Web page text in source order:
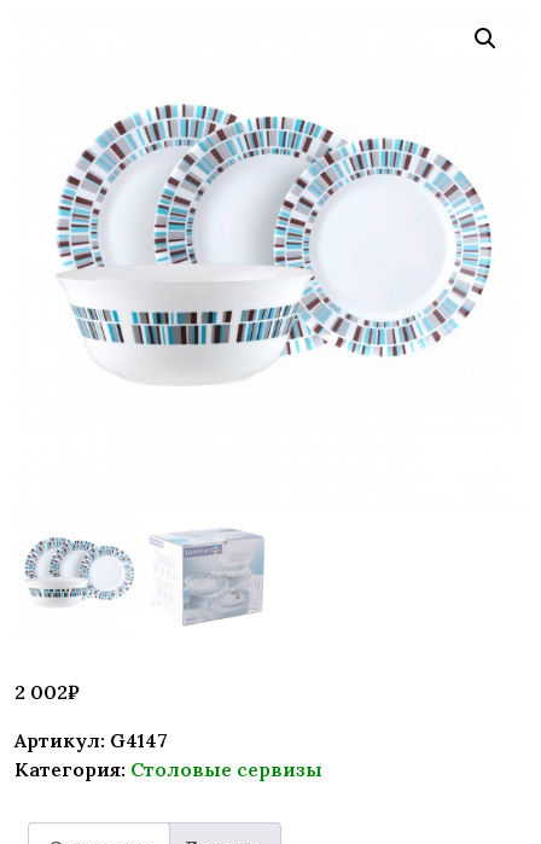
2 002₽
Артикул: G4147
Категория: Столовые сервизы